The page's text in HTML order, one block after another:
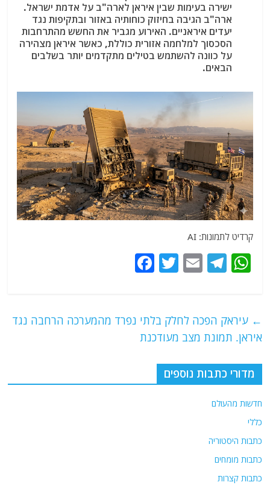
ישירה בעימות שבין איראן לארה"ב על אדמת ישראל.
ארה"ב הגיבה בחיזוק כוחותיה באזור ובתקיפות נגד
יעדים איראניים. האירוע מגביר את החשש מהתרחבות
הסכסוך למלחמה אזורית כוללת, כאשר איראן מצהירה
על כוונה להשתמש בטילים מתקדמים יותר בשלבים
הבאים.
קרדיט לתמונות: AI
W
s
A
p
p
T
g
ra
m
E
l
T
er
e
o
← עיראק הפכה לחלק בלתי נפרד מהמערכה הרחבה נגד
איראן. תמונת מצב מעודכנת
מדורי כתבות נוספים
חדשות מהעולם
כללי
כתבות היסטוריה
כתבות מומחים
כתבות קצרות